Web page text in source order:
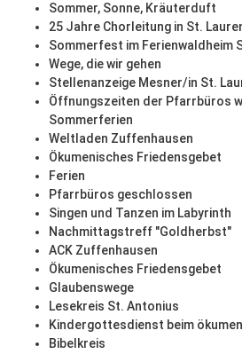
Sommer, Sonne, Kräuterduft
25 Jahre Chorleitung in St.
Sommerfest im Ferienwaldheim
Wege, die wir gehen
Stellenanzeige Mesner/in St.
Öffnungszeiten der Pfarrbüros
Sommerferien
Weltladen Zuffenhausen
Ökumenisches Friedensgebet
Ferien
Pfarrbüros geschlossen
Singen und Tanzen im Labyrinth
Nachmittagstreff "Goldherbst"
ACK Zuffenhausen
Ökumenisches Friedensgebet
Glaubenswege
Lesekreis St. Antonius
Kindergottesdienst beim
Bibelkreis